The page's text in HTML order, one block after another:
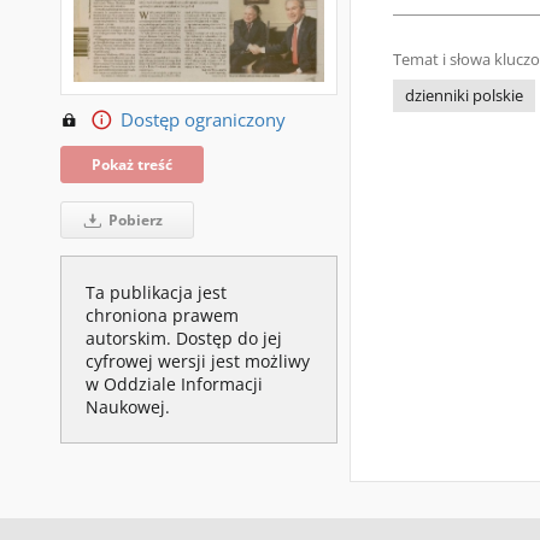
Dostęp ograniczony
Pokaż treść
Pobierz
Ta publikacja jest
chroniona prawem
autorskim. Dostęp do jej
cyfrowej wersji jest możliwy
w Oddziale Informacji
Naukowej.
Temat i słowa
dzienniki polskie